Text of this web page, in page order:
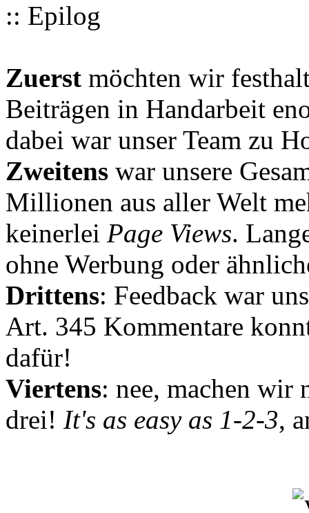
:: Epilog
Zuerst möchten wir
Beiträgen in Handarbeit
dabei war unser Team zu
Zweitens war unsere
Millionen aus aller Welt
keinerlei Page Views.
ohne Werbung oder
Drittens: Feedback war
Art. 345 Kommentare
dafür!
Viertens: nee, machen wir
drei! It's as easy as 1-2-3,